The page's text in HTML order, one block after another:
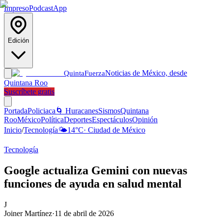
ImpresoPodcastApp
Edición
QuintaFuerzaNoticias de México, desde
Quintana Roo
Suscríbete gratis
PortadaPoliciaca 🌀 HuracanesSismosQuintana
RooMéxicoPolíticaDeportesEspectáculosOpinión
Inicio/Tecnología🌤️14°C· Ciudad de México
Tecnología
Google actualiza Gemini con nuevas
funciones de ayuda en salud mental
J
Joiner Martínez·11 de abril de 2026